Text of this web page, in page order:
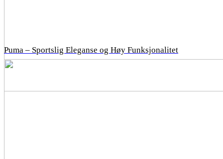
Puma – Sportslig Eleganse og Høy Funksjonalitet